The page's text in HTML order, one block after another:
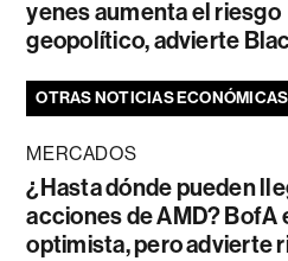
yenes aumenta el riesgo
geopolítico, advierte
OTRAS NOTICIAS ECONÓMICAS
MERCADOS
¿Hasta dónde pueden
acciones de AMD? BofA
optimista, pero advierte